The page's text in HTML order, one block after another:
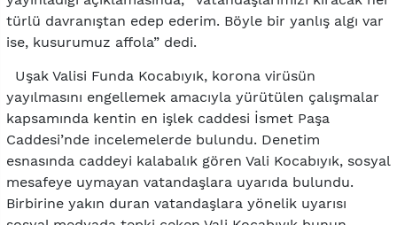
türlü davranıştan edep ederim. Böyle bir yanlış algı var
ise, kusurumuz affola” dedi.
Uşak Valisi Funda Kocabıyık, korona virüsün
yayılmasını engellemek amacıyla yürütülen çalışmalar
kapsamında kentin en işlek caddesi İsmet Paşa
Caddesi’nde incelemelerde bulundu. Denetim
esnasında caddeyi kalabalık gören Vali Kocabıyık, sosyal
mesafeye uymayan vatandaşlara uyarıda bulundu.
Birbirine yakın duran vatandaşlara yönelik uyarısı